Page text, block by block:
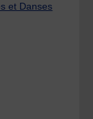
et Danses